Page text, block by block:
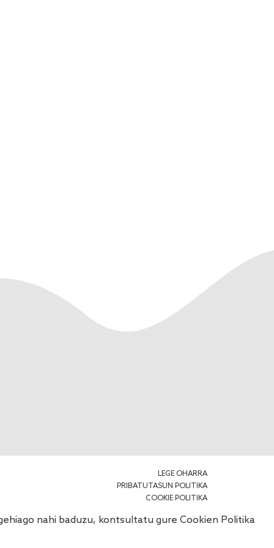
LEGE OHARRA
PRIBATUTASUN POLITIKA
COOKIE POLITIKA
nahi baduzu, kontsultatu gure Cookien Politika